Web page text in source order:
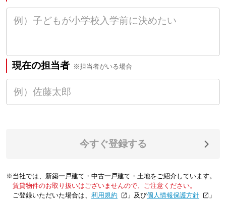
現在の担当者 ※担当者がいる場合
今すぐ登録する
※当社では、新築一戸建て・中古一戸建て・土地をご紹介しています。
賃貸物件のお取り扱いはございませんので、ご注意ください。
ご登録いただいた場合は、「利用規約 」及び「個人情報保護方針
」